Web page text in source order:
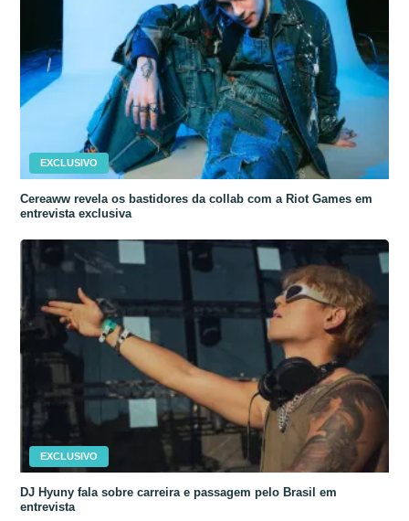
EXCLUSIVO
Cereaww revela os bastidores da collab com a Riot Games em
entrevista exclusiva
EXCLUSIVO
DJ Hyuny fala sobre carreira e passagem pelo Brasil em
entrevista